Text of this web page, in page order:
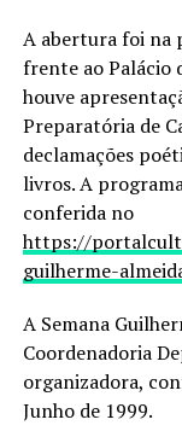
A abertura foi na
frente ao Palácio
houve
Preparatória de
declamações
livros. A
conferida no
https://
guilherme-
A Semana
Coordenadoria
organizadora,
Junho de 1999.